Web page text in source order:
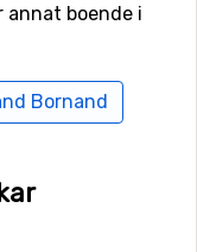
boende i
Bornand